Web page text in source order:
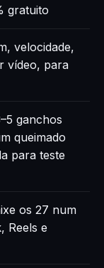
gratuito
velocidade,
vídeo, para
ganchos
queimado
para teste
os 27 num
Reels e